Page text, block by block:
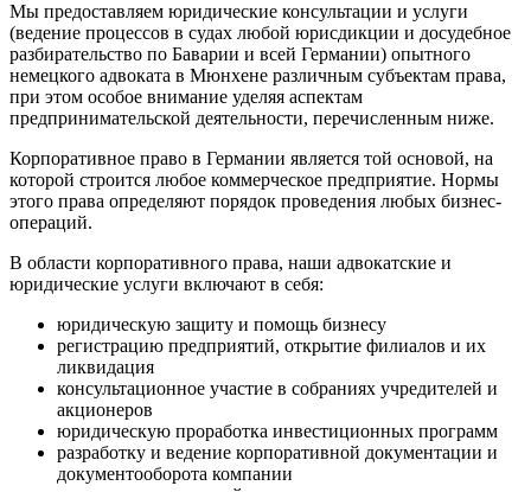
Мы предоставляем юридические консультации и услуги
(ведение процессов в судах любой юрисдикции и досудебное
разбирательство по Баварии и всей Германии) опытного
немецкого адвоката в Мюнхене различным субъектам права,
при этом особое внимание уделяя аспектам
предпринимательской деятельности, перечисленным ниже.
Корпоративное право в Германии является той основой, на
которой строится любое коммерческое предприятие. Нормы
этого права определяют порядок проведения любых бизнес-
операций.
В области корпоративного права, наши адвокатские и
юридические услуги включают в себя:
юридическую защиту и помощь бизнесу
регистрацию предприятий, открытие филиалов и их
ликвидация
консультационное участие в собраниях учредителей и
акционеров
юридическую проработка инвестиционных программ
разработку и ведение корпоративной документации и
документооборота компании